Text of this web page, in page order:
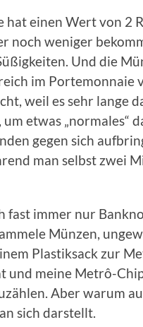
hat einen Wert von 2
noch weni­ger
Und die
im Porte­mon­naie
weil es sehr lan­ge
etwas „nor­ma­les“
gegen sich
man selbst zwei
fast immer nur
Mün­zen,
Plas­tik­sack zur
und mei­ne Metrô-
Aber war­um
sich darstellt.